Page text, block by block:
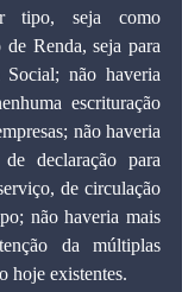
tipo, seja como
Renda, seja para
Social; não haveria
escrituração
não haveria
declaração para
de circulação
não haveria mais
da múltiplas
hoje existentes.